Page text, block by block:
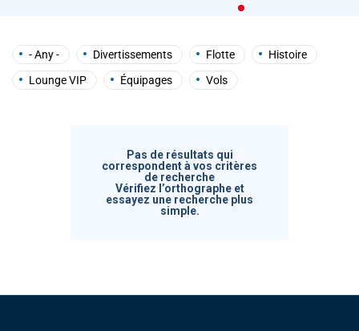
and
interact
with
the
content.
- Any - Divertissements Flotte
Histoire
Lounge VIP
Équipages Vols
Pas de résultats qui
correspondent à vos critères
de recherche
Vérifiez l’orthographe et
essayez une recherche plus
simple.